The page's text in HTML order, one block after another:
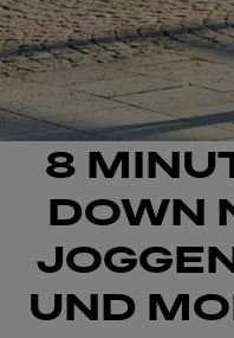
8
DOWN
UND